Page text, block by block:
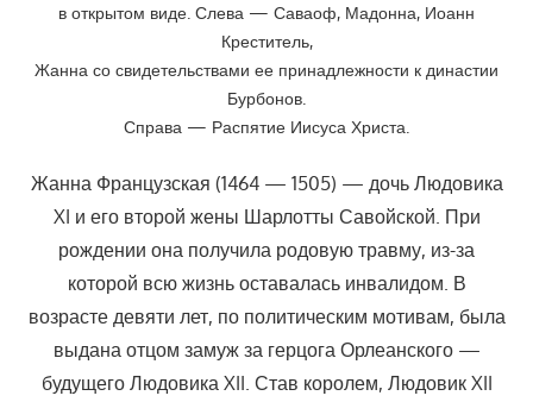
в открытом виде. Слева — Саваоф, Мадонна, Иоанн
Креститель,
Жанна со свидетельствами ее принадлежности к династии
Бурбонов.
Справа — Распятие Иисуса Христа.
Жанна Французская (1464 — 1505) — дочь Людовика
XI и его второй жены Шарлотты Савойской. При
рождении она получила родовую травму, из-за
которой всю жизнь оставалась инвалидом. В
возрасте девяти лет, по политическим мотивам, была
выдана отцом замуж за герцога Орлеанского —
будущего Людовика XII. Став королем, Людовик XII